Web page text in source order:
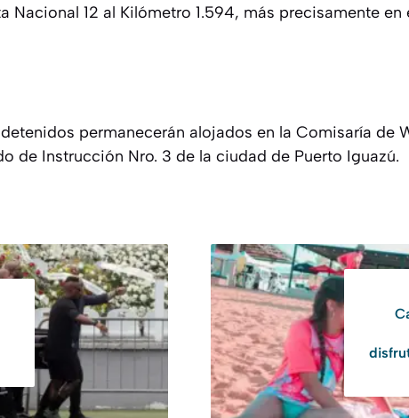
Nacional 12 al Kilómetro 1.594, más precisamente en
permanecerán alojados en la Comisaría de
de Instrucción Nro. 3 de la ciudad de Puerto Iguazú.